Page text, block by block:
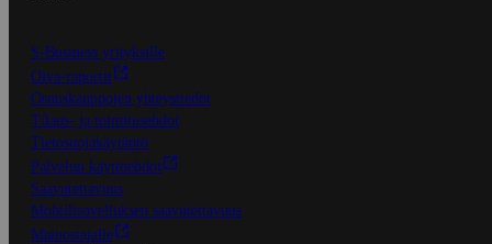
S-Business yrityksille
Oiva-raportit
Osuuskauppojen yhteystiedot
Tilaus- ja toimitusehdot
Tietosuojakäytäntö
Palvelun käyttöehdot
Saavutettavuus
Mobiilisovelluksen saavutettavuus
Mainostajalle